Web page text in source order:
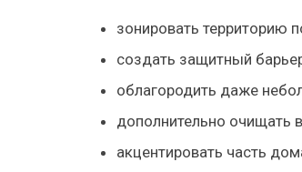
зонировать территорию
создать защитный
облагородить даже
дополнительно очищать
акцентировать часть